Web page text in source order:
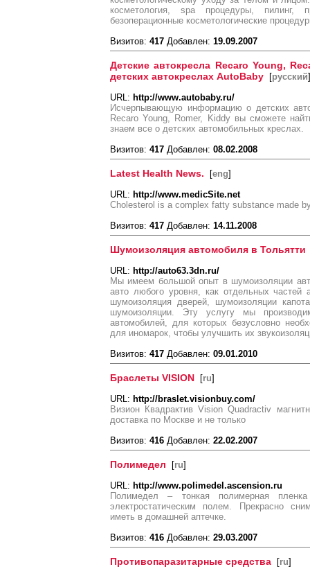
косметология, spa процедуры,
безоперационные косметологические
Визитов: 417 Добавлен: 19.09.2007
Детские автокресла Recaro Young,
детских автокреслах AutoBaby [русский]
URL: http://www.autobaby.ru/
Исчерпывающую информацию о детских
Recaro Young, Romer, Kiddy вы сможете
знаем все о детских автомобильных креслах.
Визитов: 417 Добавлен: 08.02.2008
Latest Health News. [eng]
URL: http://www.medicSite.net
Cholesterol is a complex fatty substance made
Визитов: 417 Добавлен: 14.11.2008
Шумоизоляция автомобиля в Тольятти
URL: http://auto63.3dn.ru/
Мы имеем большой опыт в шумоизоляции
авто любого уровня, как отдельных частей
шумоизоляция дверей, шумоизоляции
шумоизоляции. Эту услугу мы
автомобилей, для которых безусловно
для иномарок, чтобы улучшить их
Визитов: 417 Добавлен: 09.01.2010
Браслеты VISION [ru]
URL: http://braslet.visionbuy.com/
Визион Квадрактив Vision Quadractiv
доставка по Москве и не только
Визитов: 416 Добавлен: 22.02.2007
Полимедел [ru]
URL: http://www.polimedel.ascension.ru
Полимедел – тонкая полимерная пленка
электростатическим полем. Прекрасно
иметь в домашней аптечке.
Визитов: 416 Добавлен: 29.03.2007
Противопаразитарные средства [ru]